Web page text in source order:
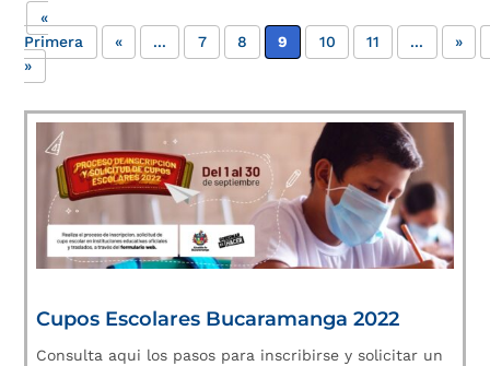
«
Primera
« ... 7 8 9 10 11 ...
»
»
Cupos Escolares Bucaramanga 2022
Consulta aqui los pasos para inscribirse y solicitar un